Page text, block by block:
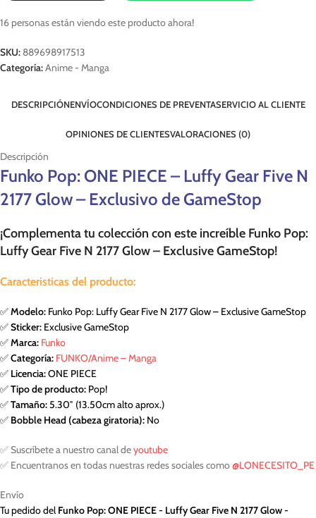
16 personas están viendo este producto ahora!
SKU: 889698917513
Categoría:Anime - Manga
DESCRIPCIÓNENVÍOCONDICIONES DE PREVENTASERVICIO AL CLIENTE
OPINIONES DE CLIENTESVALORACIONES (0)
Descripción
Funko Pop: ONE PIECE – Luffy Gear Five N
2177 Glow – Exclusivo de GameStop
¡Complementa tu colección con este increíble Funko Pop:
Luffy Gear Five N 2177 Glow – Exclusive GameStop!
Caracteristicas del producto:
✅Modelo: Funko Pop: Luffy Gear Five N 2177 Glow – Exclusive GameStop
✅Sticker: Exclusive GameStop
✅Marca: Funko
✅Categoría: FUNKO/Anime – Manga
✅ Licencia:ONE PIECE
✅Tipo de producto: Pop!
✅Tamaño:5.30″ (13.50cm alto aprox.)
✅ Bobble Head (cabeza giratoria): No
✅ Suscríbete a nuestro canal deyoutube
✅ Encuentranos en todas nuestras redes sociales como@LONECESITO_PE
Envío
Tu pedido delFunko Pop: ONE PIECE - Luffy Gear Five N 2177 Glow -